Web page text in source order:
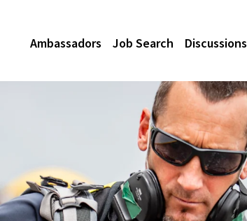
Ambassadors Job Search Discussions